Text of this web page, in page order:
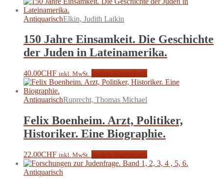
AntiquarischElkin, Judith Laikin
150 Jahre Einsamkeit. Die Geschichte
der Juden in Lateinamerika.
40.00CHF inkl. MwSt.
AntiquarischRuprecht, Thomas Michael
Felix Boenheim. Arzt, Politiker,
Historiker. Eine Biographie.
22.00CHF inkl. MwSt.
Antiquarisch